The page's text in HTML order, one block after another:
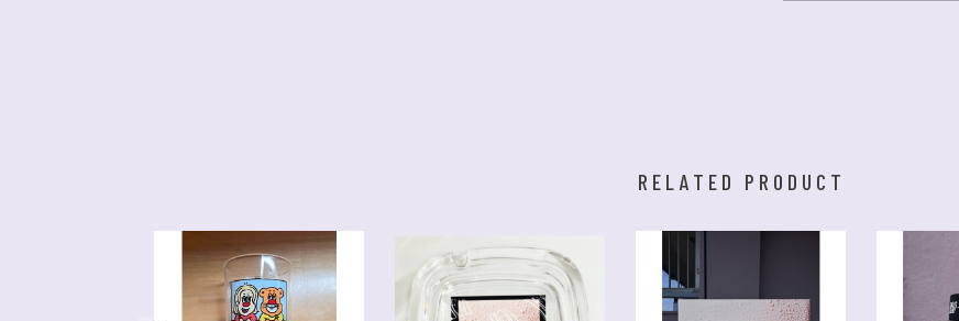
RELATED PRODUCT